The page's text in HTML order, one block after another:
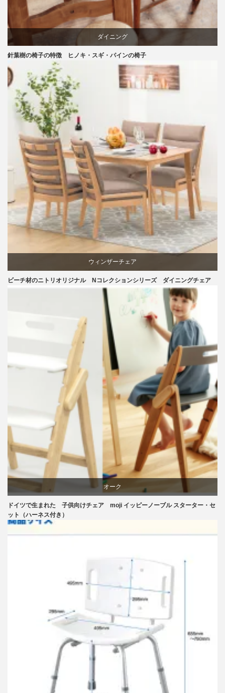
ダイニング
パイン
天童木工
材料
針葉樹の椅子の特徴 ヒノキ・スギ・パインの椅子
ウィンザーチェア
ダイニング
ニトリ
ビーチ
ライフスタイル
リビングダイニング
椅子
ビーチ材のニトリオリジナル Nコレクションシリーズ ダイニングチェア
オーク
ドイツで生まれた 子供向けチェア moji イッピーノーブル スターター・セ
ット（ハーネス付き）